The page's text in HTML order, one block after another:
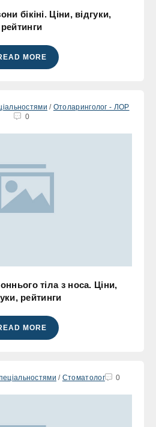
бікіні. Ціни, відгуки,
рейтинги
MORE
/ Отоларинголог - ЛОР
0
тіла з носа. Ціни,
рейтинги
MORE
/ Стоматолог 0